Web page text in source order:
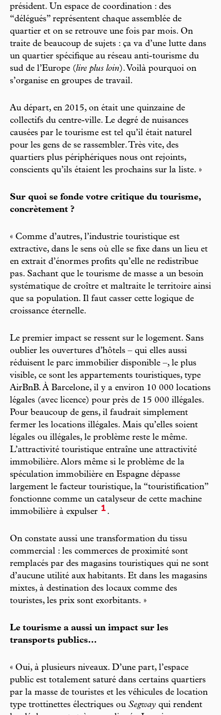
président. Un espace de coordination : des
“délégués” représentent chaque assemblée de
quartier et on se retrouve une fois par mois. On
traite de beaucoup de sujets : ça va d’une lutte dans
un quartier spécifique au réseau anti-tourisme du
sud de l’Europe (lire plus loin). Voilà pourquoi on
s’organise en groupes de travail.
Au départ, en 2015, on était une quinzaine de
collectifs du centre-ville. Le degré de nuisances
causées par le tourisme est tel qu’il était naturel
pour les gens de se rassembler. Très vite, des
quartiers plus périphériques nous ont rejoints,
conscients qu’ils étaient les prochains sur la liste. »
Sur quoi se fonde votre critique du tourisme,
concrètement ?
« Comme d’autres, l’industrie touristique est
extractive, dans le sens où elle se fixe dans un lieu et
en extrait d’énormes profits qu’elle ne redistribue
pas. Sachant que le tourisme de masse a un besoin
systématique de croître et maltraite le territoire ainsi
que sa population. Il faut casser cette logique de
croissance éternelle.
Le premier impact se ressent sur le logement. Sans
oublier les ouvertures d’hôtels – qui elles aussi
réduisent le parc immobilier disponible –, le plus
visible, ce sont les appartements touristiques, type
AirBnB. À Barcelone, il y a environ 10 000 locations
légales (avec licence) pour près de 15 000 illégales.
Pour beaucoup de gens, il faudrait simplement
fermer les locations illégales. Mais qu’elles soient
légales ou illégales, le problème reste le même.
L’attractivité touristique entraîne une attractivité
immobilière. Alors même si le problème de la
spéculation immobilière en Espagne dépasse
largement le facteur touristique, la “touristification”
fonctionne comme un catalyseur de cette machine
immobilière à expulser 1 .
On constate aussi une transformation du tissu
commercial : les commerces de proximité sont
remplacés par des magasins touristiques qui ne sont
d’aucune utilité aux habitants. Et dans les magasins
mixtes, à destination des locaux comme des
touristes, les prix sont exorbitants. »
Le tourisme a aussi un impact sur les
transports publics…
« Oui, à plusieurs niveaux. D’une part, l’espace
public est totalement saturé dans certains quartiers
par la masse de touristes et les véhicules de location
type trottinettes électriques ou Segway qui rendent